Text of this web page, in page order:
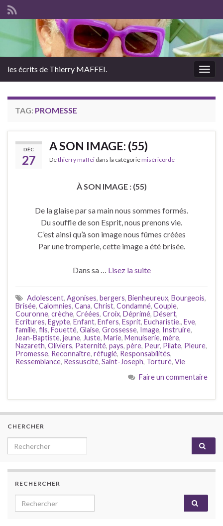
les écrits de Thierry MAFFEI.
TAG: PROMESSE
DÉC
27
A SON IMAGE: (55)
Dethierry maffei dans la catégoriemiséricorde
À SON IMAGE : (55)
De la glaise par sa main nous sommes formés.
Du souffle de son Esprit, nous prenons vie.
C’est ainsi qu’à son image nous fûmes créées
Par une tromperie, cette image a été brisée.
Dans sa … Lisez la suite
Adolescent, Agonises, bergers, Bienheureux, Bourgeois,
Brisée, Calomnies, Cana, Christ, Condamné, Couple,
Couronne, crèche, Créées, Croix, Déprimé, Désert,
Ecritures, Egypte, Enfant, Enfers, Esprit, Eucharistie., Eve,
famille, fils, Fouetté, Glaise, Grossesse, Image, Instruire,
Jean-Baptiste, jeune, Juste, Marie, Menuiserie, mère,
Nazareth, Oliviers, Paternité, pays, père, Peur, Pilate, Pleure,
Promesse, Reconnaître, réfugié, Responsabilités,
Ressemblance, Ressuscité, Saint-Joseph, Torturé, Vie
Faire un commentaire
CHERCHER
Search for:
RECHERCHER
Search for: